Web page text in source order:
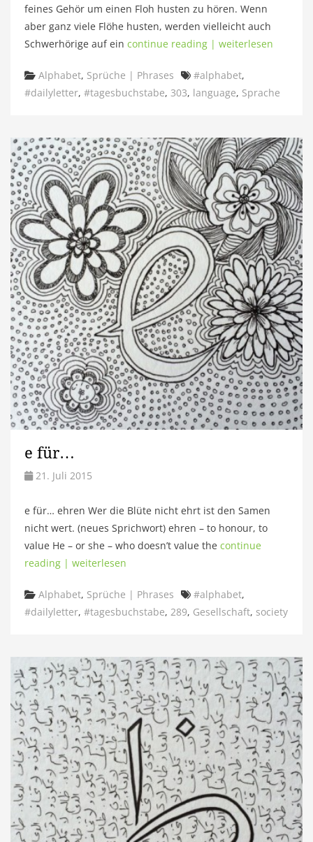
feines Gehör um einen Floh husten zu hören. Wenn
aber ganz viele Flöhe husten, werden vielleicht auch
Schwerhörige auf ein continue reading | weiterlesen
Categories
Alphabet, Sprüche | Phrases Tags
#alphabet,
#dailyletter, #tagesbuchstabe, 303, language, Sprache
e für…
21. Juli 2015
e für… ehren Wer die Blüte nicht ehrt ist den Samen
nicht wert. (neues Sprichwort) ehren – to honour, to
value He – or she – who doesn’t value the continue
reading | weiterlesen
Categories
Alphabet, Sprüche | Phrases Tags
#alphabet,
#dailyletter, #tagesbuchstabe, 289, Gesellschaft, society